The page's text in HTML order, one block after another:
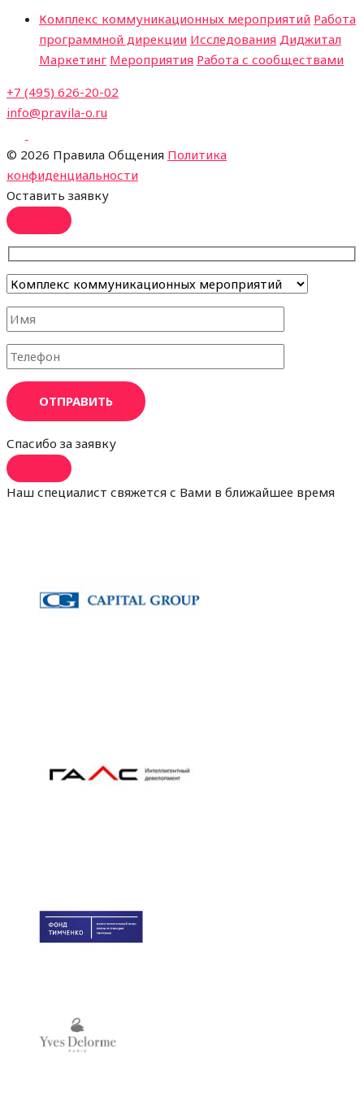
Комплекс коммуникационных мероприятий Работа
программной дирекции Исследования Диджитал
Маркетинг Мероприятия Работа с сообществами
+7 (495) 626-20-02
info@pravila-o.ru
© 2026 Правила Общения Политика
конфиденциальности
Оставить заявку
ОТПРАВИТЬ
Спасибо за заявку
Наш специалист свяжется с Вами в ближайшее время